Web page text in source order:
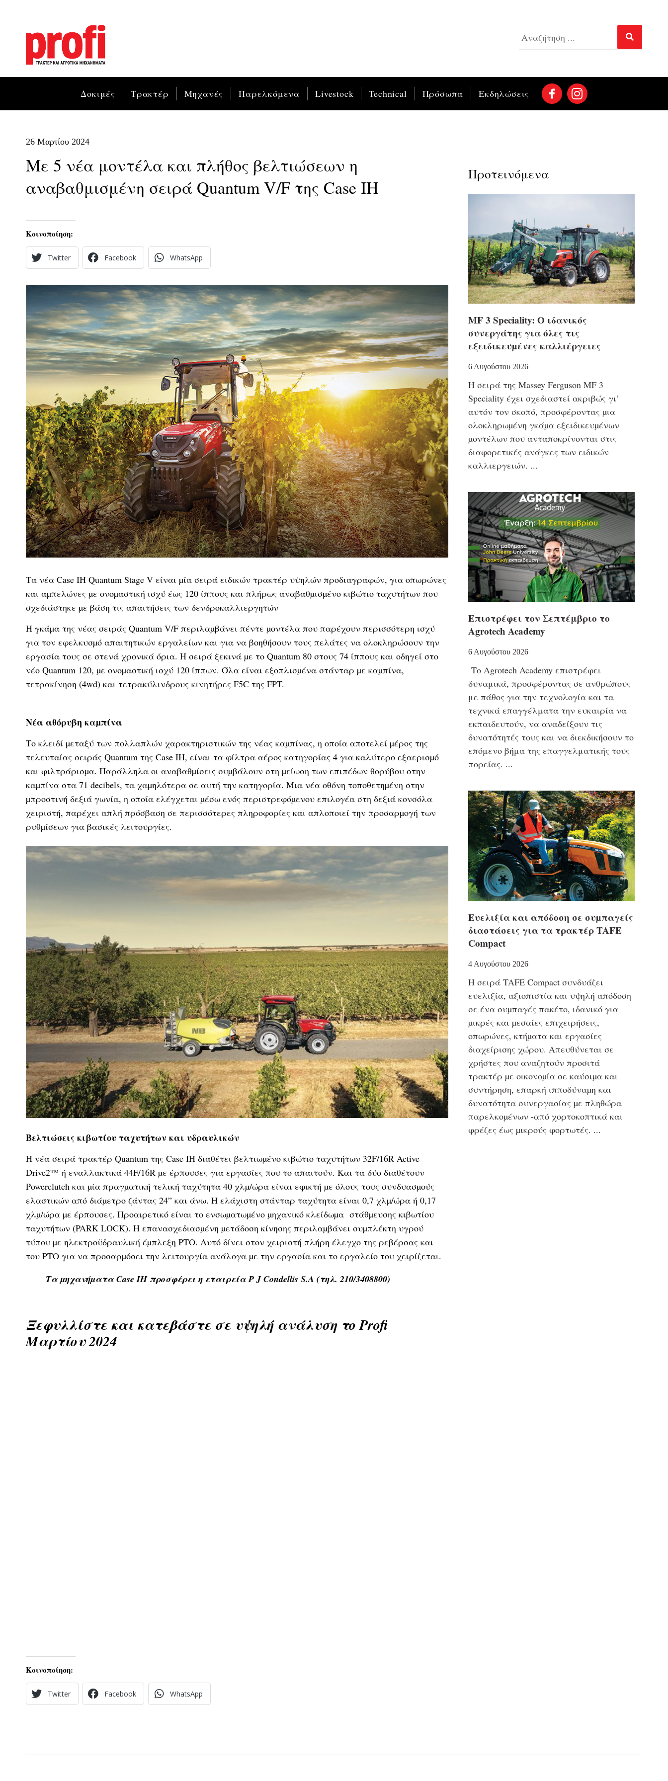
Δοκιμές Τρακτέρ Μηχανές Παρελκόμενα Livestock Technical Πρόσωπα Εκδηλώσεις
26 Μαρτίου 2024
Mε 5 νέα μοντέλα και πλήθος βελτιώσεων η
αναβαθμισμένη σειρά Quantum V/F της Case IH
Κοινοποίηση:
Twitter Facebook WhatsApp
Tα νέα Case IH Quantum Stage V είναι µία σειρά ειδικών τρακτέρ υψηλών προδιαγραφών, για οπωρώνες
και αµπελώνες µε ονοµαστική ισχύ έως 120 ίππους και πλήρως αναβαθµισµένο κιβώτιο ταχυτήτων που
σχεδιάστηκε µε βάση τις απαιτήσεις των δενδροκαλλιεργητών
Η γκάµα της νέας σειράς Quantum V/F περιλαµβάνει πέντε µοντέλα που παρέχουν περισσότερη ισχύ
για τον εφελκυσµό απαιτητικών εργαλείων και για να βοηθήσουν τους πελάτες να ολοκληρώσουν την
εργασία τους σε στενά χρονικά όρια. Η σειρά ξεκινά µε το Quantum 80 στους 74 ίππους και οδηγεί στο
νέο Quantum 120, µε ονοµαστική ισχύ 120 ίππων. Όλα είναι εξοπλισµένα στάνταρ µε καµπίνα,
τετρακίνηση (4wd) και τετρακύλινδρους κινητήρες F5C της FPT.
Νέα αθόρυβη καµπίνα
Το κλειδί µεταξύ των πολλαπλών χαρακτηριστικών της νέας καµπίνας, η οποία αποτελεί µέρος της
τελευταίας σειράς Quantum της Case IH, είναι τα φίλτρα αέρος κατηγορίας 4 για καλύτερο εξαερισµό
και φιλτράρισµα. Παράλληλα οι αναβαθµίσεις συµβάλουν στη µείωση των επιπέδων θορύβου στην
καµπίνα στα 71 decibels, τα χαµηλότερα σε αυτή την κατηγορία. Μια νέα οθόνη τοποθετηµένη στην
µπροστινή δεξιά γωνία, η οποία ελέγχεται µέσω ενός περιστρεφόµενου επιλογέα στη δεξιά κονσόλα
χειριστή, παρέχει απλή πρόσβαση σε περισσότερες πληροφορίες και απλοποιεί την προσαρµογή των
ρυθµίσεων για βασικές λειτουργίες.
Bελτιώσεις κιβωτίου ταχυτήτων και υδραυλικών
Η νέα σειρά τρακτέρ Quantum της Case IH διαθέτει βελτιωµένο κιβώτιο ταχυτήτων 32F/16R Active
Drive2™ ή εναλλακτικά 44F/16R µε έρπουσες για εργασίες που το απαιτούν. Και τα δύο διαθέτουν
Powerclutch και µία πραγµατική τελική ταχύτητα 40 χλµ/ώρα είναι εφικτή µε όλους τους συνδυασµούς
ελαστικών από διάµετρο ζάντας 24” και άνω. Η ελάχιστη στάνταρ ταχύτητα είναι 0,7 χλµ/ώρα ή 0,17
χλµ/ώρα µε έρπουσες. Προαιρετικό είναι το ενσωµατωµένο µηχανικό κλείδωµα στάθµευσης κιβωτίου
ταχυτήτων (PARK LOCK). Η επανασχεδιασµένη µετάδοση κίνησης περιλαµβάνει συµπλέκτη υγρού
τύπου µε ηλεκτροϋδραυλική έµπλεξη PTO. Αυτό δίνει στον χειριστή πλήρη έλεγχο της ρεβέρσας και
του PTO για να προσαρµόσει την λειτουργία ανάλογα µε την εργασία και το εργαλείο του χειρίζεται.
Τα µηχανήµατα Case IH προσφέρει η εταιρείαP J Condellis S.A (τηλ. 210/3408800)
Ξεφυλλίστε και κατεβάστε σε υψηλή ανάλυση το Profi
Μαρτίου 2024
Κοινοποίηση:
Twitter Facebook WhatsApp
Προτεινόμενα
MF 3 Speciality: Ο ιδανικός
συνεργάτης για όλες τις
εξειδικευµένες καλλιέργειες
6 Αυγούστου 2026
Η σειρά της Massey Ferguson MF 3
Speciality έχει σχεδιαστεί ακριβώς γι’
αυτόν τον σκοπό, προσφέροντας µια
ολοκληρωµένη γκάµα εξειδικευµένων
µοντέλων που ανταποκρίνονται στις
διαφορετικές ανάγκες των ειδικών
καλλιεργειών.
Επιστρέφει τον Σεπτέμβριο το
Agrotech Academy
6 Αυγούστου 2026
Το Agrotech Academy επιστρέφει
δυναμικά, προσφέροντας σε ανθρώπους
με πάθος για την τεχνολογία και τα
τεχνικά επαγγέλματα την ευκαιρία να
εκπαιδευτούν, να αναδείξουν τις
δυνατότητές τους και να διεκδικήσουν το
επόμενο βήμα της επαγγελματικής τους
πορείας.
Eυελιξία και απόδοση σε συµπαγείς
διαστάσεις για τα τρακτέρ TAFE
Compact
4 Αυγούστου 2026
Η σειρά TAFE Compact συνδυάζει
ευελιξία, αξιοπιστία και υψηλή απόδοση
σε ένα συµπαγές πακέτο, ιδανικό για
µικρές και µεσαίες επιχειρήσεις,
οπωρώνες, κτήµατα και εργασίες
διαχείρισης χώρου. Απευθύνεται σε
χρήστες που αναζητούν προσιτά
τρακτέρ µε οικονοµία σε καύσιµα και
συντήρηση, επαρκή ιπποδύναµη και
δυνατότητα συνεργασίας µε πληθώρα
παρελκοµένων -από χορτοκοπτικά και
φρέζες έως µικρούς φορτωτές.